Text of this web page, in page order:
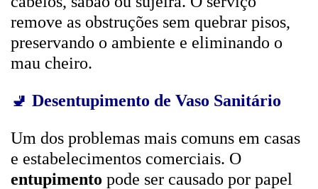
remove as obstruções sem quebrar pisos,
preservando o ambiente e eliminando o
mau cheiro.
🚽 Desentupimento de Vaso Sanitário
Um dos problemas mais comuns em casas
e estabelecimentos comerciais. O
entupimento pode ser causado por papel